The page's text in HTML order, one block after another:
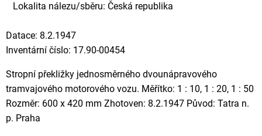
Lokalita nálezu/sběru: Česká republika
Datace: 8.2.1947
Inventární číslo: 17.90-00454
Stropní překližky jednosměrného dvounápravového
tramvajového motorového vozu. Měřítko: 1 : 10, 1 : 20, 1 : 50
Rozměr: 600 x 420 mm Zhotoven: 8.2.1947 Původ: Tatra n.
p. Praha